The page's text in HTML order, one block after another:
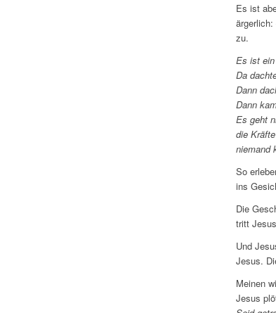
Es ist
zu.
Es ist ein
Da
Dann
Dann
Es geht
die
niemand
So
ins
Die
tritt
Und
Jesus.
Meinen
Jesus